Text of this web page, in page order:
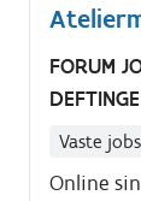
FORUM
DEFTINGE
Vaste jobs
Online